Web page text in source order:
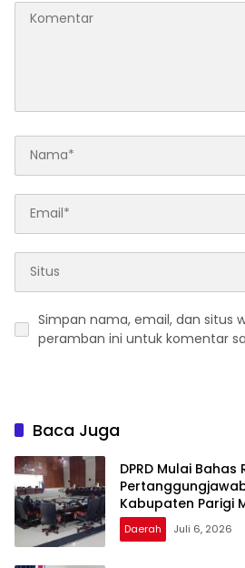
Simpan nama, email, dan situs
peramban ini untuk komentar
Baca Juga
DPRD Mulai Bahas
Kabupaten Parigi
Daerah Juli 6, 2026